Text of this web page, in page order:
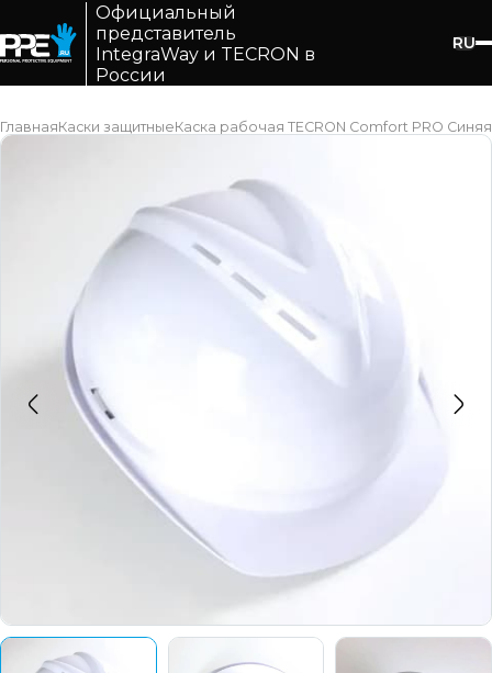
Официальный
представитель
IntegraWay и TECRON в
России
RU
ГлавнаяКаски защитныеКаска рабочая TECRON Comfort PRO